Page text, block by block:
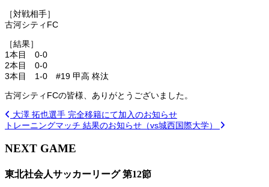
［対戦相手］
古河シティFC
［結果］
1本目 0-0
2本目 0-0
3本目 1-0 #19 甲高 柊汰
古河シティFCの皆様、ありがとうございました。
大澤 拓也選手 完全移籍にて加入のお知らせ
トレーニングマッチ 結果のお知らせ（vs城西国際大学）
NEXT GAME
東北社会人サッカーリーグ 第12節